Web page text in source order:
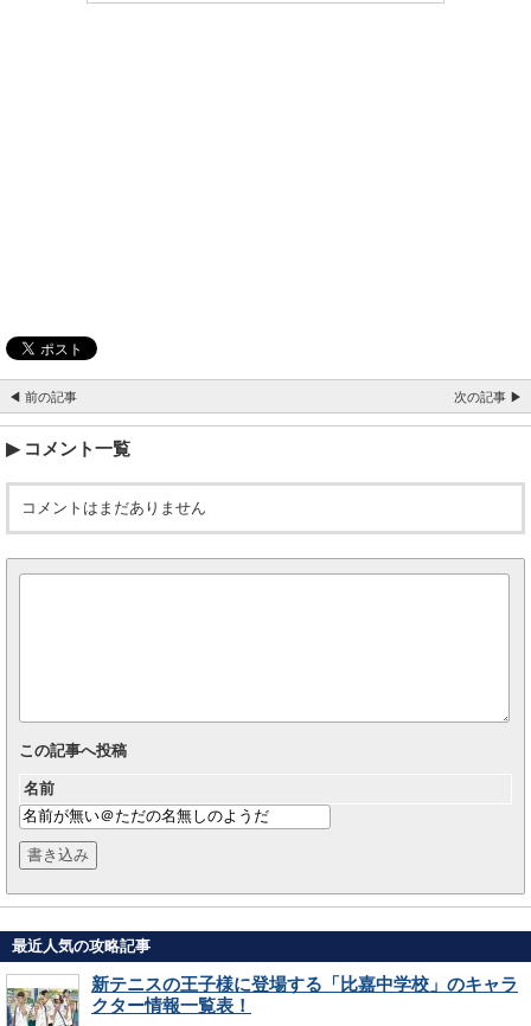
◀ 前の記事 次の記事 ▶
コメント一覧
コメントはまだありません
この記事へ投稿
名前
最近人気の攻略記事
新テニスの王子様に登場する「比嘉中学校」のキャラ
クター情報一覧表！